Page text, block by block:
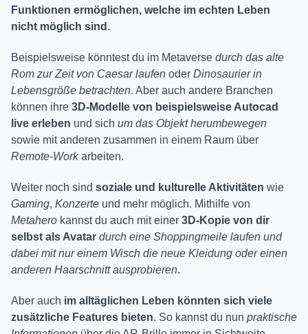
Funktionen ermöglichen, welche im echten Leben
nicht möglich sind .
Beispielsweise könntest du im Metaverse durch das alte
Rom zur Zeit von Caesar laufen oder Dinosaurier in
Lebensgröße betrachten. Aber auch andere Branchen
können ihre 3D-Modelle von beispielsweise Autocad
live erleben und sich um das Objekt herumbewegen
sowie mit anderen zusammen in einem Raum über
Remote-Workarbeiten.
Weiter noch sind soziale und kulturelle Aktivitäten wie
Gaming, Konzerte und mehr möglich. Mithilfe von
Metahero kannst du auch mit einer 3D-Kopie von dir
selbst als Avatar durch eine Shoppingmeile laufen und
dabei mit nur einem Wisch die neue Kleidung oder einen
anderen Haarschnitt ausprobieren.
Aber auch im alltäglichen Leben könnten sich viele
zusätzliche Features bieten. So kannst du nun praktische